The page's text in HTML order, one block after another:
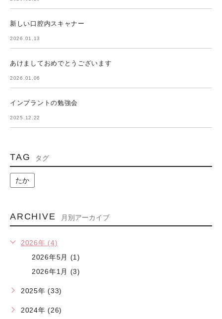
新しい口腔内スキャナー
2026.01.13
あけましておめでとうございます
2026.01.06
インプラントの勉強会
2025.12.22
TAG タグ
たか
ARCHIVE 月別アーカイブ
2026年 (4)
2026年5月 (1)
2026年1月 (3)
2025年 (33)
2024年 (26)